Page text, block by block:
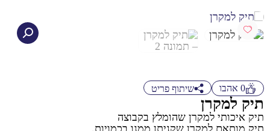
0 אהבו שיתוף פריט
תיק למקרן
תיק איכותי למקרן שהומלץ בקבוצה
תיק מותאם למקרן שקניתן ממנו בכמויות.